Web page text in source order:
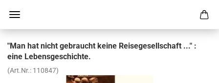
"Man hat nicht ge­braucht keine Rei­se­ge­sell­schaft ..." :
eine Le­bens­ge­schich­te.
(Art.Nr.: 110847)